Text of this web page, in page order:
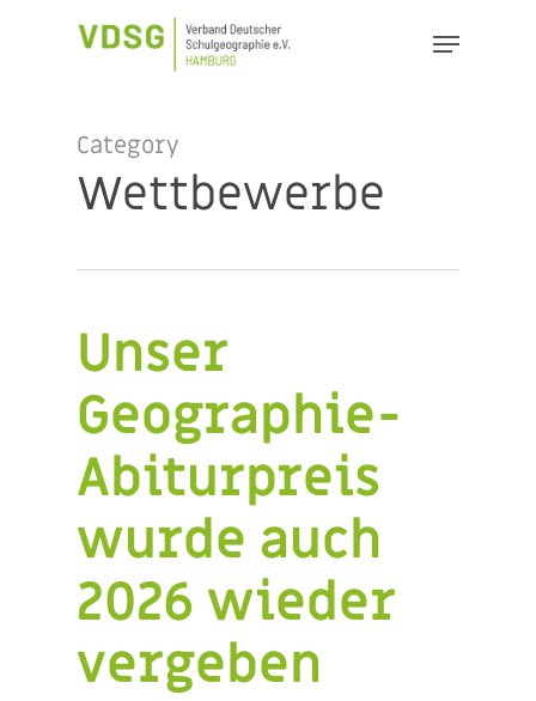
Menu
Category
Wettbewerbe
Unser
Geographie-
Abiturpreis
wurde auch
2026 wieder
vergeben